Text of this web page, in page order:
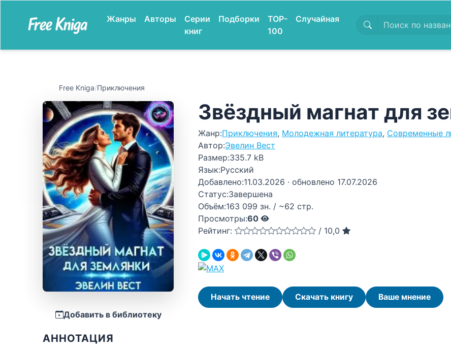
Жанры Авторы
Серии
книг
Подборки
TOP-
100
Случайная
Free Kniga/Приключения
Добавить в библиотеку
Звёздный магнат для
Жанр:Приключения, Молодежная литература, Современные
Автор:Эвелин Вест
Размер:335.7 kB
Язык:Русский
Добавлено:11.03.2026 · обновлено 17.07.2026
Статус:Завершена
Объём:163 099 зн. / ~62 стр.
Просмотры:60
Рейтинг:
/ 10,0
Начать чтение Скачать книгу Ваше мнение
АННОТАЦИЯ